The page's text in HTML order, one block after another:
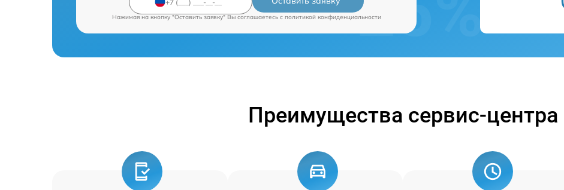
Нажимая на кнопку "Оставить заявку" Вы соглашаетесь c политикой конфиденциальности
Преимущества сервис-центра